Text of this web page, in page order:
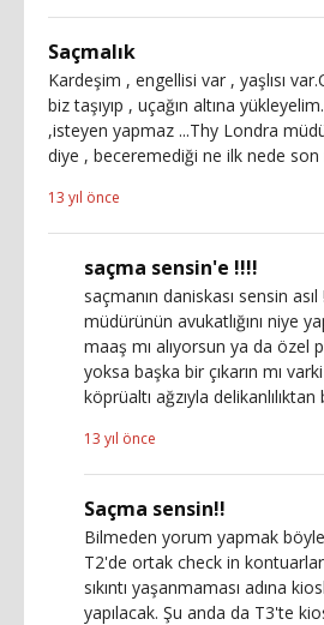
Saçmalık
Kardeşim , engellisi var , yaşlısı
biz taşıyıp , uçağın altına
,isteyen yapmaz ...Thy Londra
diye , beceremediği ne ilk nede son
13 yıl önce
saçma sensin'e !!!!
saçmanın daniskası sensin
müdürünün avukatlığını niye
maaş mı alıyorsun ya da özel
yoksa başka bir çıkarın mı
köprüaltı ağzıyla
13 yıl önce
Saçma sensin!!
Bilmeden yorum yapmak
T2'de ortak check in
sıkıntı yaşanmaması adına
yapılacak. Şu anda da T3'te